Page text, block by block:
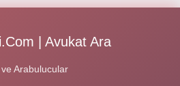
| Avukat Ara
Arabulucular